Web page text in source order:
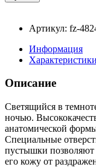
Артикул: fz-
Информация
Характеристики
Описание
Светящийся в
ночью.
анатомической
Специальные
пустышки
его кожу от